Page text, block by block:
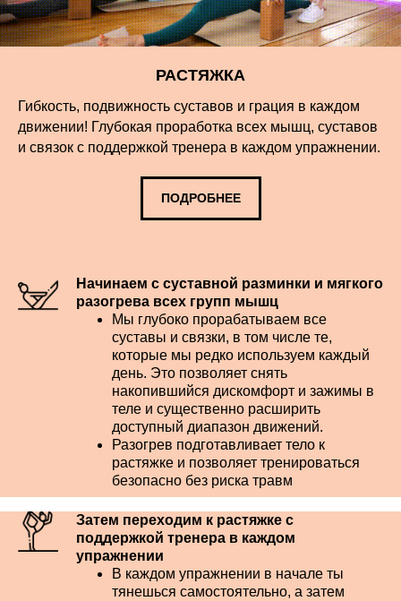
РАСТЯЖКА
Гибкость, подвижность суставов и грация в каждом
движении! Глубокая проработка всех мышц, суставов
и связок с поддержкой тренера в каждом упражнении.
ПОДРОБНЕЕ
Начинаем с суставной разминки и мягкого
разогрева всех групп мышц
Мы глубоко прорабатываем все
суставы и связки, в том числе те,
которые мы редко используем каждый
день. Это позволяет снять
накопившийся дискомфорт и зажимы в
теле и существенно расширить
доступный диапазон движений.
Разогрев подготавливает тело к
растяжке и позволяет тренироваться
безопасно без риска травм
Затем переходим к растяжке с
поддержкой тренера в каждом
упражнении
В каждом упражнении в начале ты
тянешься самостоятельно, а затем